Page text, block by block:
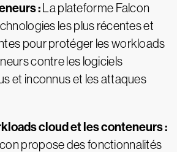
: La plateforme Falcon
les plus récentes et
pour protéger les workloads
contre les logiciels
et inconnus et les attaques
cloud et les conteneurs :
propose des fonctionnalités